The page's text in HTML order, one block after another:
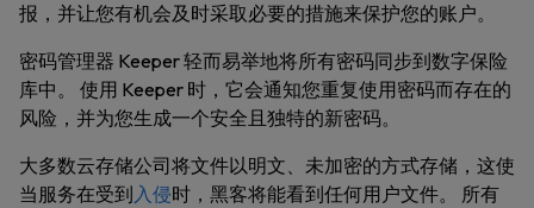
报，并让您有机会及时采取必要的措施来保护您的账户。
密码管理器 Keeper 轻而易举地将所有密码同步到数字保险
库中。 使用 Keeper 时，它会通知您重复使用密码而存在的
风险，并为您生成一个安全且独特的新密码。
大多数云存储公司将文件以明文、未加密的方式存储，这使
当服务在受到入侵时，黑客将能看到任何用户文件。 所有